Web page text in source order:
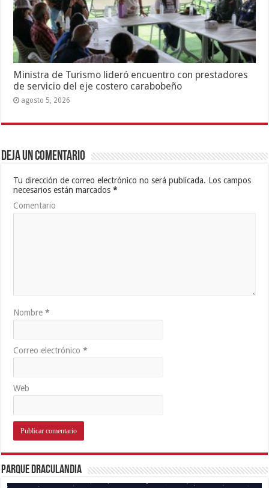
Ministra de Turismo lideró encuentro con prestadores
de servicio del eje costero carabobeño
agosto 5, 2026
Deja un comentario
Tu dirección de correo electrónico no será publicada. Los campos
necesarios están marcados*
Comentario
Nombre*
Correo electrónico*
Web
Parque Draculandia